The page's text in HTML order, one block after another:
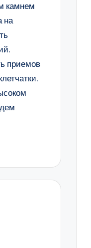
камнем
на
приемов